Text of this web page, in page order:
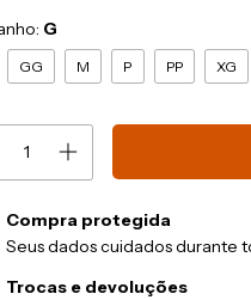
G
GG M P PP XG
Compra protegida
Seus dados cuidados durante
Trocas e devoluções